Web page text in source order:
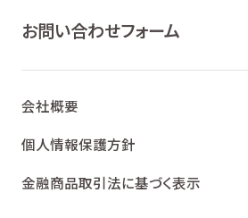
お問い合わせフォーム
会社概要
個人情報保護方針
金融商品取引法に基づく表示